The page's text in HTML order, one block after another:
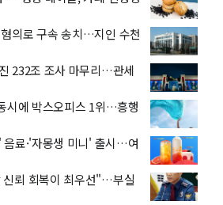
의로 구속 송치…지인 수천
232조 조사 마무리…관세
시에 박스오피스 1위…흥행
료·'자몽생 미니' 출시…여
신뢰 회복이 최우선"…부실